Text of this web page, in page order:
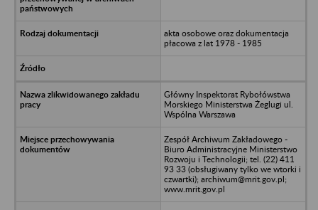
akta osobowe oraz dokumentacja
płacowa z lat 1978 - 1985
Główny Inspektorat Rybołówstwa
Morskiego Ministerstwa Żeglugi ul.
Wspólna Warszawa
Zespół Archiwum Zakładowego -
Biuro Administracyjne Ministerstwo
Rozwoju i Technologii; tel. (22) 411
93 33 (obsługiwany tylko we wtorki i
czwartki); archiwum@mrit.gov.pl;
www.mrit.gov.pl